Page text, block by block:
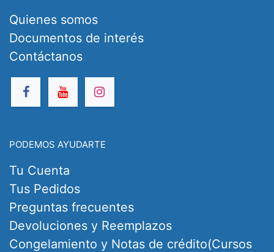
Quienes somos
Documentos de interés
Contáctanos
PODEMOS AYUDARTE
Tu Cuenta
Tus Pedidos
Preguntas frecuentes
Devoluciones y Reemplazos
Congelamiento y Notas de crédito(Cursos